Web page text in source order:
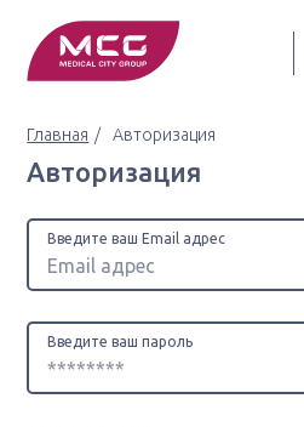
Главная Авторизация
Авторизация
Введите ваш Email адрес
Введите ваш пароль